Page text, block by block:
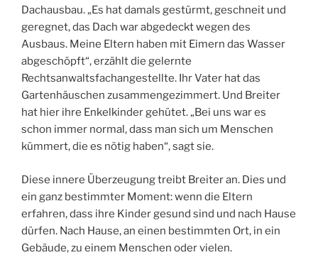
Dachausbau. „Es hat damals gestürmt, geschneit und
geregnet, das Dach war abgedeckt wegen des
Ausbaus. Meine Eltern haben mit Eimern das Wasser
abgeschöpft“, erzählt die gelernte
Rechtsanwaltsfachangestellte. Ihr Vater hat das
Gartenhäuschen zusammengezimmert. Und Breiter
hat hier ihre Enkelkinder gehütet. „Bei uns war es
schon immer normal, dass man sich um Menschen
kümmert, die es nötig haben“, sagt sie.
Diese innere Überzeugung treibt Breiter an. Dies und
ein ganz bestimmter Moment: wenn die Eltern
erfahren, dass ihre Kinder gesund sind und nach Hause
dürfen. Nach Hause, an einen bestimmten Ort, in ein
Gebäude, zu einem Menschen oder vielen.